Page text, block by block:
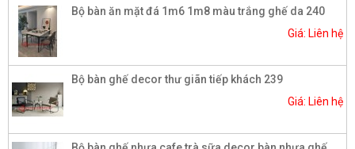
Bộ bàn ăn mặt đá 1m6 1m8 màu trắng ghế da 240
Giá: Liên hệ
Bộ bàn ghế decor thư giãn tiếp khách 239
Giá: Liên hệ